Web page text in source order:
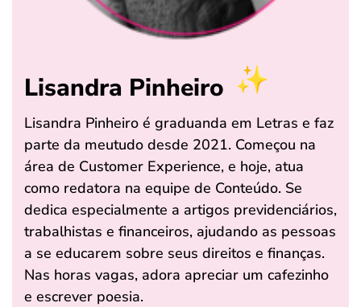
Lisandra Pinheiro
Lisandra Pinheiro é graduanda em Letras e faz
parte da meutudo desde 2021. Começou na
área de Customer Experience, e hoje, atua
como redatora na equipe de Conteúdo. Se
dedica especialmente a artigos previdenciários,
trabalhistas e financeiros, ajudando as pessoas
a se educarem sobre seus direitos e finanças.
Nas horas vagas, adora apreciar um cafezinho
e escrever poesia.